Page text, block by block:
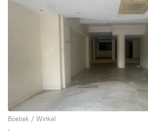
Boetiek / Winkel
∙